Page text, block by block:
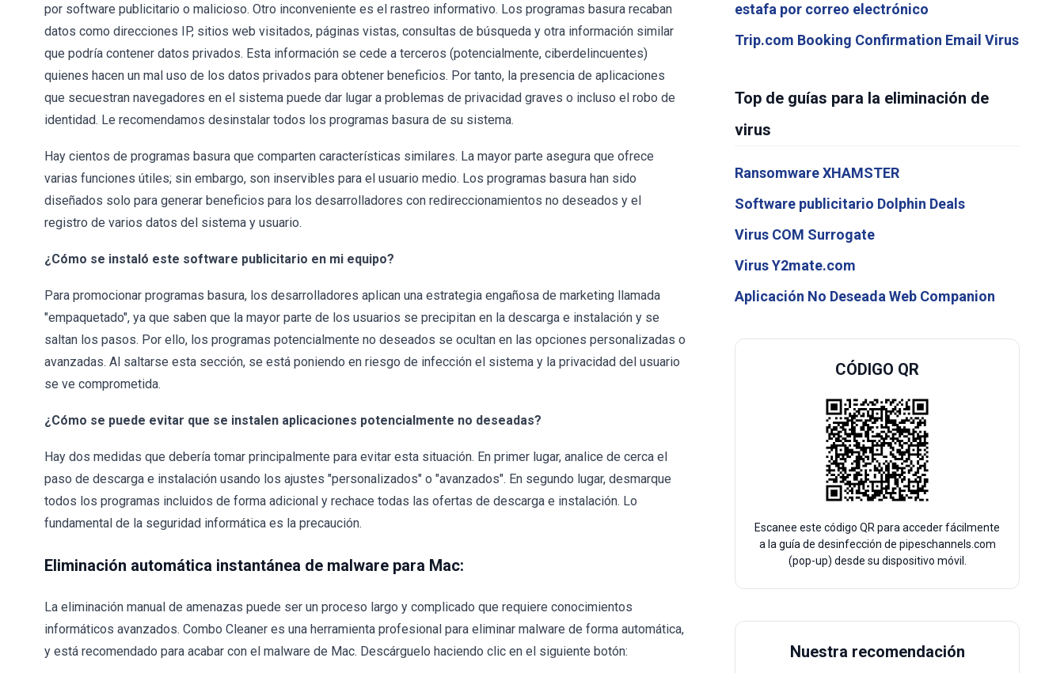
por software publicitario o malicioso. Otro inconveniente es el rastreo informativo. Los programas basura recaban
datos como direcciones IP, sitios web visitados, páginas vistas, consultas de búsqueda y otra información similar
que podría contener datos privados. Esta información se cede a terceros (potencialmente, ciberdelincuentes)
quienes hacen un mal uso de los datos privados para obtener beneficios. Por tanto, la presencia de aplicaciones
que secuestran navegadores en el sistema puede dar lugar a problemas de privacidad graves o incluso el robo de
identidad. Le recomendamos desinstalar todos los programas basura de su sistema.
Hay cientos de programas basura que comparten características similares. La mayor parte asegura que ofrece
varias funciones útiles; sin embargo, son inservibles para el usuario medio. Los programas basura han sido
diseñados solo para generar beneficios para los desarrolladores con redireccionamientos no deseados y el
registro de varios datos del sistema y usuario.
¿Cómo se instaló este software publicitario en mi equipo?
Para promocionar programas basura, los desarrolladores aplican una estrategia engañosa de marketing llamada
"empaquetado", ya que saben que la mayor parte de los usuarios se precipitan en la descarga e instalación y se
saltan los pasos. Por ello, los programas potencialmente no deseados se ocultan en las opciones personalizadas o
avanzadas. Al saltarse esta sección, se está poniendo en riesgo de infección el sistema y la privacidad del usuario
se ve comprometida.
¿Cómo se puede evitar que se instalen aplicaciones potencialmente no deseadas?
Hay dos medidas que debería tomar principalmente para evitar esta situación. En primer lugar, analice de cerca el
paso de descarga e instalación usando los ajustes "personalizados" o "avanzados". En segundo lugar, desmarque
todos los programas incluidos de forma adicional y rechace todas las ofertas de descarga e instalación. Lo
fundamental de la seguridad informática es la precaución.
Eliminación automática instantánea de malware para Mac:
La eliminación manual de amenazas puede ser un proceso largo y complicado que requiere conocimientos
informáticos avanzados. Combo Cleaner es una herramienta profesional para eliminar malware de forma automática,
y está recomendado para acabar con el malware de Mac. Descárguelo haciendo clic en el siguiente botón:
estafa por correo electrónico
Trip.com Booking Confirmation Email Virus
Top de guías para la eliminación de
virus
Ransomware XHAMSTER
Software publicitario Dolphin Deals
Virus COM Surrogate
Virus Y2mate.com
Aplicación No Deseada Web Companion
CÓDIGO QR
Escanee este código QR para acceder fácilmente
a la guía de desinfección de pipeschannels.com
(pop-up) desde su dispositivo móvil.
Nuestra recomendación